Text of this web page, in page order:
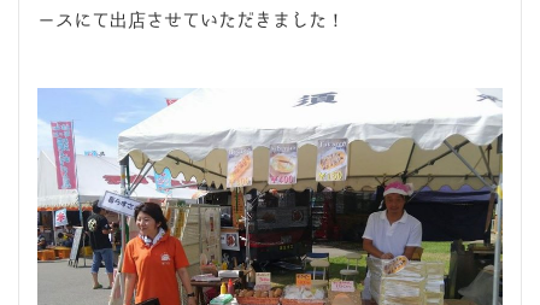
ースにて出店させていただきました！